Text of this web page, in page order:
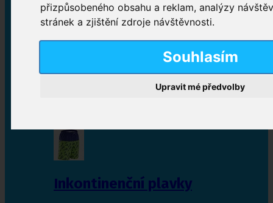
přizpůsobeného obsahu a reklam, analýzy
stránek a zjištění zdroje návštěvnosti.
Souhlasím
Upravit mé předvolby
Plenkové kalhotky navlékací,Plenkové kalhotky
zalepovací,Inkontinenční kalhotky dámské
Inkontinenční vložky
Inkontinenční plavky